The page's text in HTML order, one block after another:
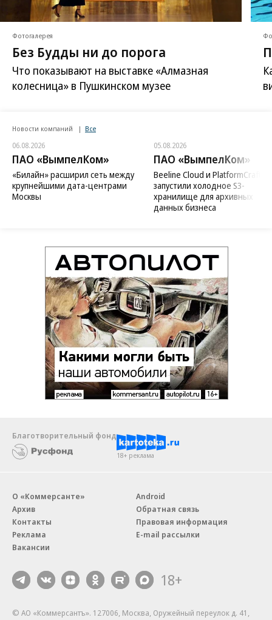
Фотогалерея
Без Будды ни до порога
Что показывают на выставке «Алмазная
колесница» в Пушкинском музее
Новости компаний Все
06.08.2026
ПАО «ВымпелКом»
«Билайн» расширил сеть между
крупнейшими дата-центрами
Москвы
05.08.2026
ПАО «ВымпелКом»
Beeline Cloud и PlatformCraft
запустили холодное S3-
хранилище для архивных
данных бизнеса
Благотворительный фонд
18+ реклама
О «Коммерсанте»
Архив
Контакты
Реклама
Вакансии
Android
Обратная связь
Правовая информация
E-mail рассылки
18+
© АО «Коммерсантъ». 127006, Москва, Оружейный переулок д. 41,